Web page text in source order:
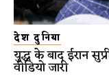
देश दुनिया
युद्ध के बाद ईरान
वीडियो जारी